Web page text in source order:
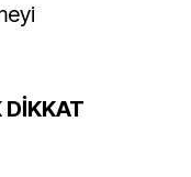
DİKKAT